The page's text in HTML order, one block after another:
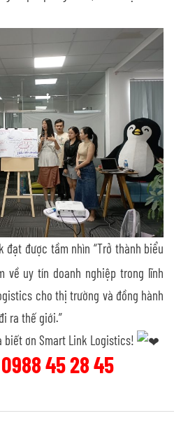
đạt được tầm nhìn “Trở thành biểu
về uy tín doanh nghiệp trong lĩnh
cho thị trường và đồng hành
ra thế giới.”
biết ơn Smart Link Logistics!
45 28 45